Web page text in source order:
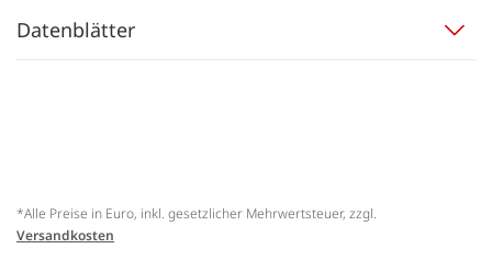
Datenblätter
*Alle Preise in Euro, inkl. gesetzlicher Mehrwertsteuer, zzgl.
Versandkosten